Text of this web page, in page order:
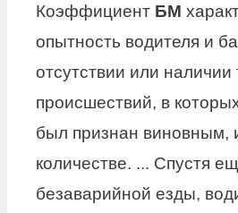
Коэффициент БМ
опытность водителя и
отсутствии или
происшествий, в
был признан виновным,
количестве. ... Спустя
безаварийной езды,